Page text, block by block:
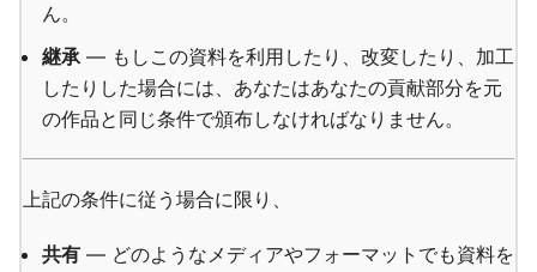
ん。
継承— もしこの資料を利用したり、改変したり、加工
したりした場合には、あなたはあなたの貢献部分を元
の作品と同じ条件で頒布しなければなりません。
上記の条件に従う場合に限り、
共有 — どのようなメディアやフォーマットでも資料を